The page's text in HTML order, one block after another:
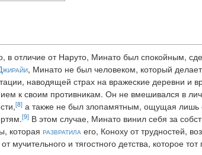
в отличие от Наруто, Минато был спокойным,
, Минато не был человеком, который
наводящей страх на вражеские деревни и
к своим противникам. Он не вмешивался в
[8] а также не был злопамятным, ощущая лишь
[9] В этом случае, Минато винил себя за
которая развратила его, Коноху от трудностей,
мучительного и тягостного детства, которое